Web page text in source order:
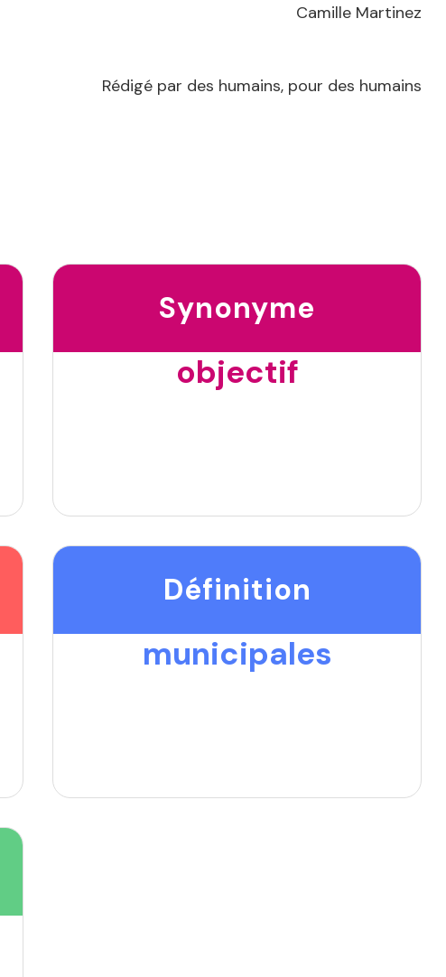
Camille Martinez
Rédigé par des humains, pour des humains
Synonyme
objectif
Définition
municipales